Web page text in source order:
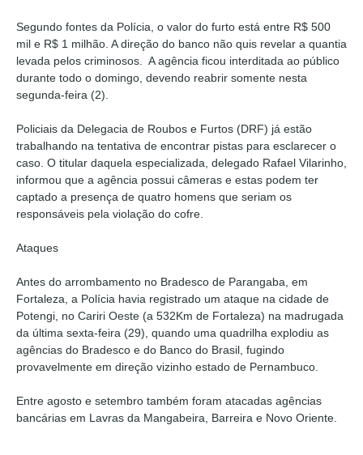
Segundo fontes da Polícia, o valor do furto está entre R$ 500
mil e R$ 1 milhão. A direção do banco não quis revelar a quantia
levada pelos criminosos. A agência ficou interditada ao público
durante todo o domingo, devendo reabrir somente nesta
segunda-feira (2).
Policiais da Delegacia de Roubos e Furtos (DRF) já estão
trabalhando na tentativa de encontrar pistas para esclarecer o
caso. O titular daquela especializada, delegado Rafael Vilarinho,
informou que a agência possui câmeras e estas podem ter
captado a presença de quatro homens que seriam os
responsáveis pela violação do cofre.
Ataques
Antes do arrombamento no Bradesco de Parangaba, em
Fortaleza, a Polícia havia registrado um ataque na cidade de
Potengi, no Cariri Oeste (a 532Km de Fortaleza) na madrugada
da última sexta-feira (29), quando uma quadrilha explodiu as
agências do Bradesco e do Banco do Brasil, fugindo
provavelmente em direção vizinho estado de Pernambuco.
Entre agosto e setembro também foram atacadas agências
bancárias em Lavras da Mangabeira, Barreira e Novo Oriente.